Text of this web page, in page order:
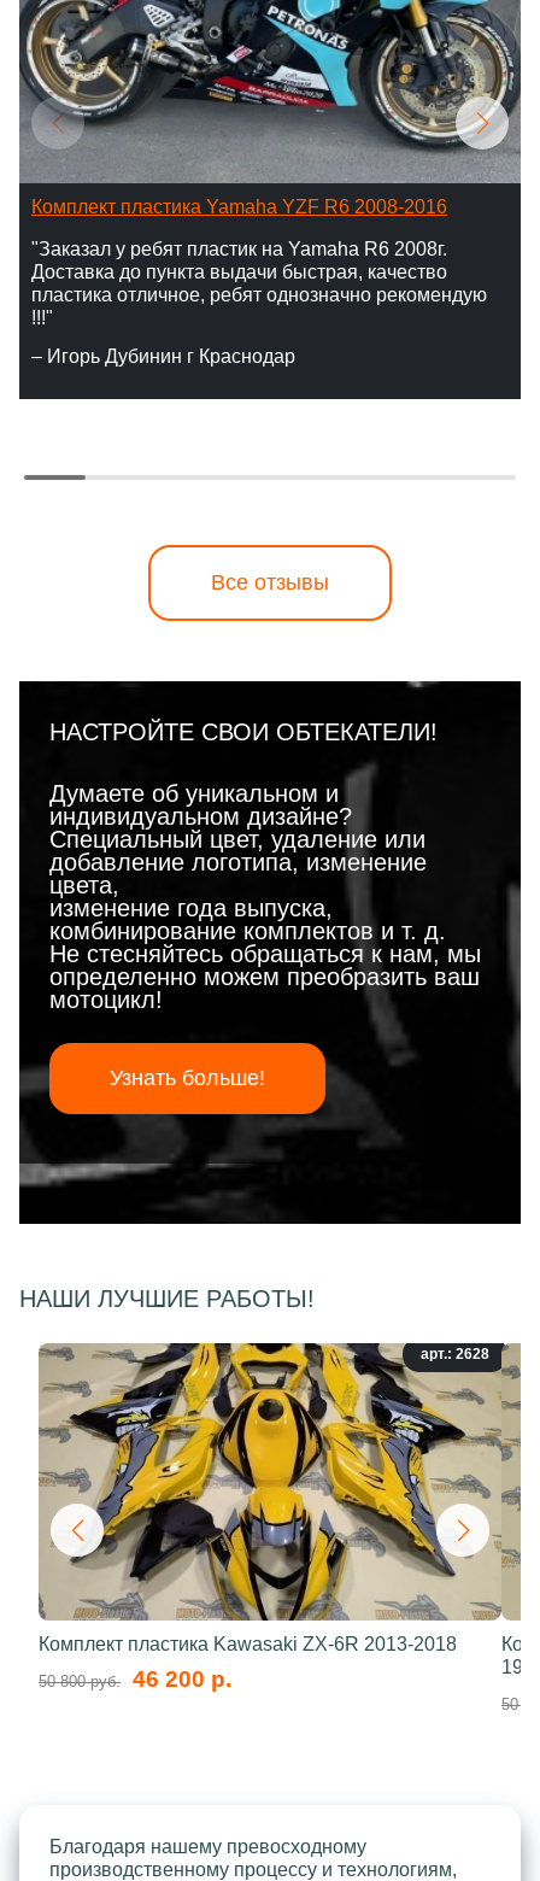
Комплект пластика Yamaha YZF R6 2008-2016
"Заказал у ребят пластик на Yamaha R6 2008г.
Доставка до пункта выдачи быстрая, качество
пластика отличное, ребят однозначно рекомендую
!!!"
– Игорь Дубинин г Краснодар
Все отзывы
НАСТРОЙТЕ СВОИ ОБТЕКАТЕЛИ!
Думаете об уникальном и
индивидуальном дизайне?
Специальный цвет, удаление или
добавление логотипа, изменение
цвета,
изменение года выпуска,
комбинирование комплектов и т. д.
Не стесняйтесь обращаться к нам, мы
определенно можем преобразить ваш
мотоцикл!
Узнать больше!
НАШИ ЛУЧШИЕ РАБОТЫ!
арт.: 2628
Комплект пластика Kawasaki ZX-6R 2013-2018
50 800 руб. 46 200 р.
50
Благодаря нашему превосходному
производственному процессу и технологиям,